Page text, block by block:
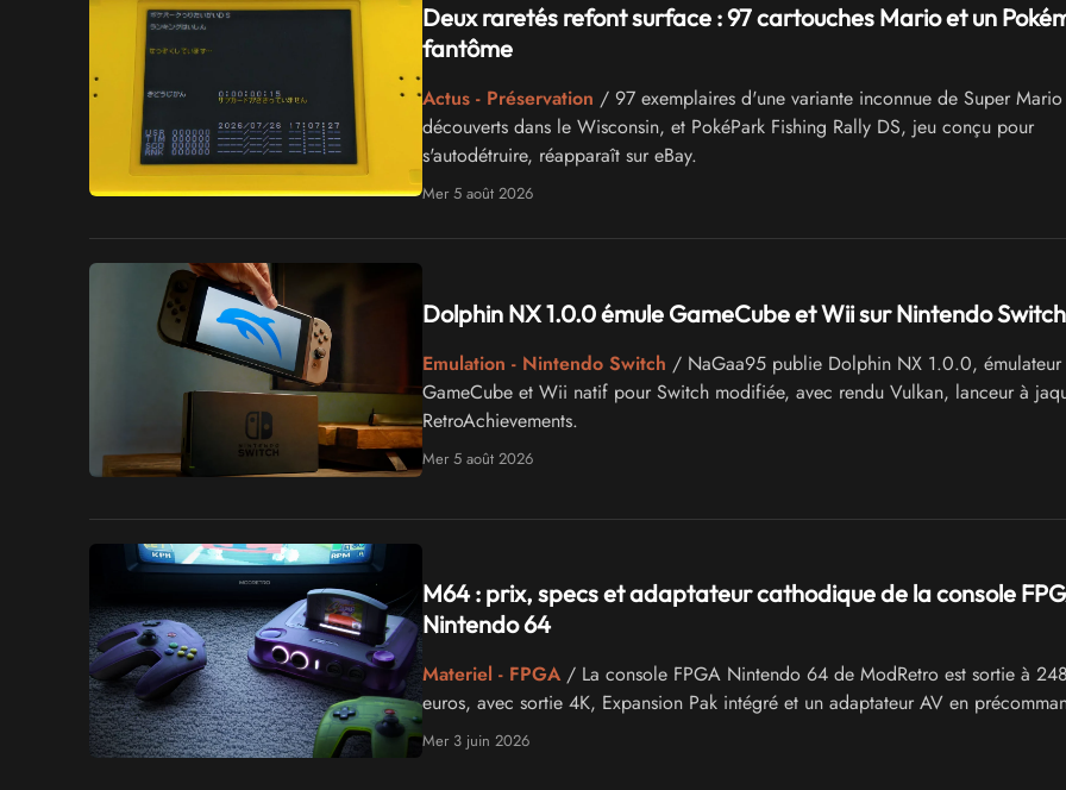
Deux raretés refont surface : 97 cartouches Mario et un
fantôme
Actus - Préservation / 97 exemplaires d'une variante inconnue de Super Mario
découverts dans le Wisconsin, et PokéPark Fishing Rally DS, jeu conçu pour
s'autodétruire, réapparaît sur eBay.
Mer 5 août 2026
Dolphin NX 1.0.0 émule GameCube et Wii sur Nintendo Switch
Emulation - Nintendo Switch / NaGaa95 publie Dolphin NX 1.0.0, émulateur
GameCube et Wii natif pour Switch modifiée, avec rendu Vulkan, lanceur à
RetroAchievements.
Mer 5 août 2026
M64 : prix, specs et adaptateur cathodique de la console
Nintendo 64
Materiel - FPGA/ La console FPGA Nintendo 64 de ModRetro est sortie à
euros, avec sortie 4K, Expansion Pak intégré et un adaptateur AV en
Mer 3 juin 2026